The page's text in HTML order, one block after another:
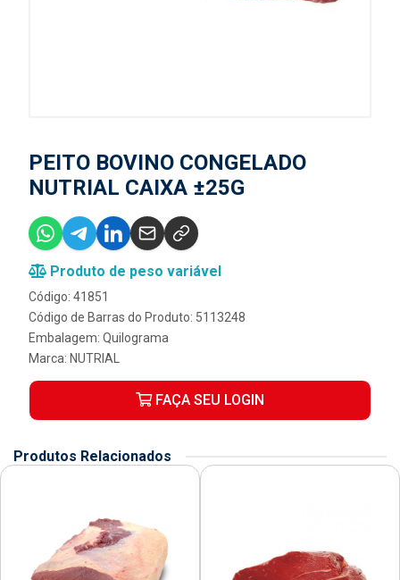
PEITO BOVINO CONGELADO
NUTRIAL CAIXA ±25G
Produto de peso variável
Código: 41851
Código de Barras do Produto: 5113248
Embalagem: Quilograma
Marca: NUTRIAL
FAÇA SEU LOGIN
Produtos Relacionados